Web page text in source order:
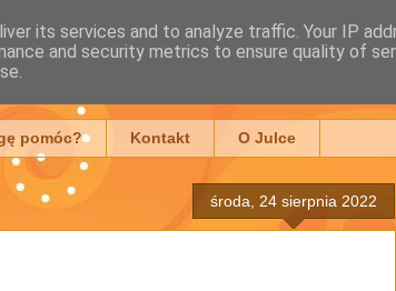
pomóc? Kontakt O Julce
środa, 24 sierpnia 2022
its services and to analyze traffic. Your IP
and security metrics to ensure quality of